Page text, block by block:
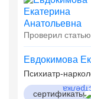
Проверил
Евдокимова
Психиатр-
сертификаты